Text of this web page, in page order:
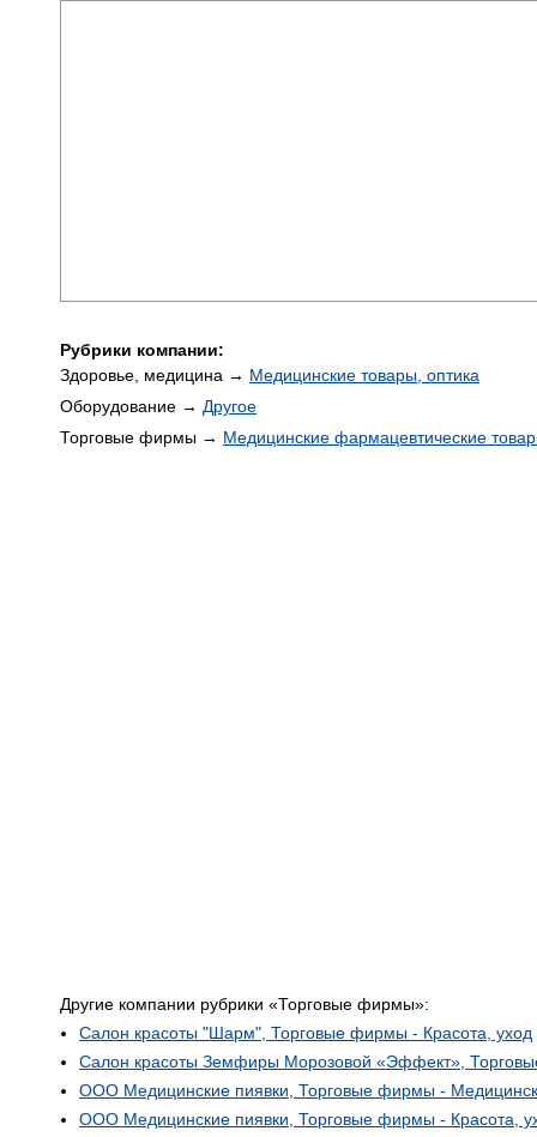
Рубрики компании:
Здоровье, медицина → Медицинские товары, оптика
Оборудование → Другое
Торговые фирмы → Медицинские фармацевтические
Другие компании рубрики «Торговые фирмы»:
Салон красоты "Шарм", Торговые фирмы - Красота, уход
Салон красоты Земфиры Морозовой «Эффект»,
ООО Медицинские пиявки, Торговые фирмы -
ООО Медицинские пиявки, Торговые фирмы - Красота,